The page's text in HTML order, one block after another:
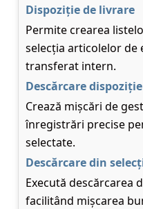
Dispoziție de livrare
Permite crearea
selecția articolelor de
transferat intern.
Descărcare
Crează mișcări de
înregistrări precise
selectate.
Descărcare din
Execută descărcarea
facilitând mișcarea